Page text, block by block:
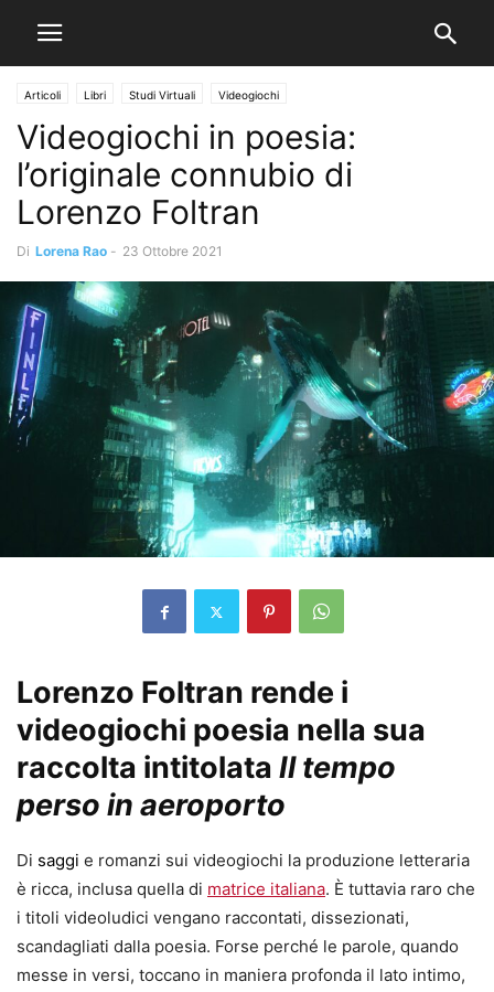
Articoli Libri Studi Virtuali Videogiochi
Videogiochi in poesia:
l’originale connubio di
Lorenzo Foltran
Di Lorena Rao - 23 Ottobre 2021
Lorenzo Foltran rende i
videogiochi poesia nella sua
raccolta intitolata Il tempo
perso in aeroporto
Di saggi e romanzi sui videogiochi la produzione letteraria
è ricca, inclusa quella di matrice italiana. È tuttavia raro che
i titoli videoludici vengano raccontati, dissezionati,
scandagliati dalla poesia. Forse perché le parole, quando
messe in versi, toccano in maniera profonda il lato intimo,